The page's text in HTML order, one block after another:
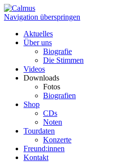
Navigation überspringen
Aktuelles
Über uns
Biografie
Die Stimmen
Videos
Downloads
Fotos
Biografien
Shop
CDs
Noten
Tourdaten
Konzerte
Freund:innen
Kontakt